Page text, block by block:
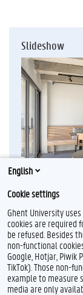
Slideshow
F
a
c
e
L
i
n
k
Feedback
English
Cookie settings
Ghent University
cookies are required
be refused. Besides
non-functional
Google, Hotjar, Piwik
TikTok). Those non-
example to measure
media are only